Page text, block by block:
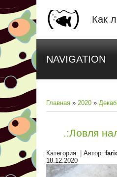
Как
NAVIGATION
Главная » 2020 »
.:Ловля
Категория: | Автор:
18.12.2020